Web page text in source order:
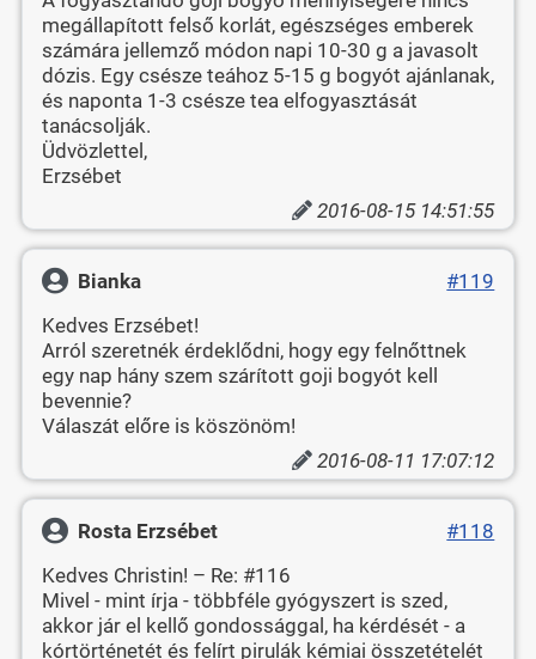
megállapított felső korlát, egészséges emberek
számára jellemző módon napi 10-30 g a javasolt
dózis. Egy csésze teához 5-15 g bogyót ajánlanak,
és naponta 1-3 csésze tea elfogyasztását
tanácsolják.
Üdvözlettel,
Erzsébet
2016-08-15 14:51:55
Bianka
#119
Kedves Erzsébet!
Arról szeretnék érdeklődni, hogy egy felnőttnek
egy nap hány szem szárított goji bogyót kell
bevennie?
Válaszát előre is köszönöm!
2016-08-11 17:07:12
Rosta Erzsébet
#118
Kedves Christin! – Re: #116
Mivel - mint írja - többféle gyógyszert is szed,
akkor jár el kellő gondossággal, ha kérdését - a
kórtörténetét és felírt pirulák kémiai összetételét